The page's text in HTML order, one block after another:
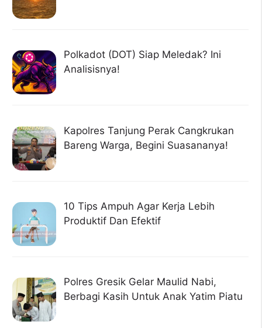
Polkadot (DOT) Siap Meledak? Ini
Analisisnya!
Kapolres Tanjung Perak Cangkrukan
Bareng Warga, Begini Suasananya!
10 Tips Ampuh Agar Kerja Lebih
Produktif Dan Efektif
Polres Gresik Gelar Maulid Nabi,
Berbagi Kasih Untuk Anak Yatim Piatu